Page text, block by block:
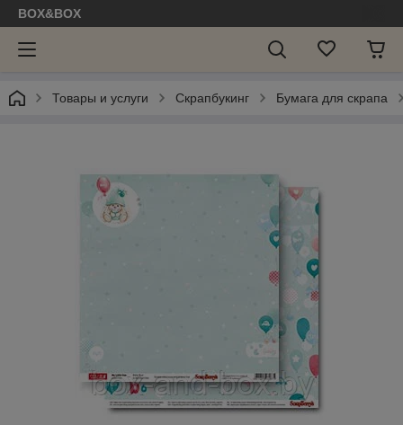
BOX&BOX
Товары и услуги Скрапбукинг Бумага для скрапа